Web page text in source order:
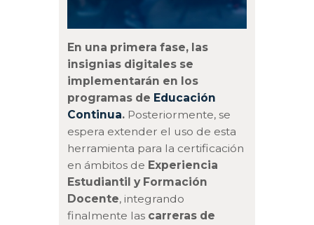
En una primera fase, las
insignias digitales se
implementarán en los
programas de Educación
Continua. Posteriormente, se
espera extender el uso de esta
herramienta para la certificación
en ámbitos de Experiencia
Estudiantil y Formación
Docente, integrando
finalmente las carreras de